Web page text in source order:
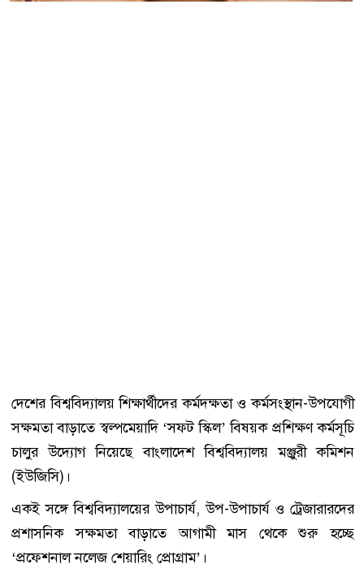
দেশের বিশ্ববিদ্যালয় শিক্ষার্থীদের কর্মদক্ষতা ও কর্মসংস্থান-উপযোগী
সক্ষমতা বাড়াতে স্বল্পমেয়াদি ‘সফট স্কিল’ বিষয়ক প্রশিক্ষণ কর্মসূচি
চালুর উদ্যোগ নিয়েছে বাংলাদেশ বিশ্ববিদ্যালয় মঞ্জুরী কমিশন
(ইউজিসি)।
একই সঙ্গে বিশ্ববিদ্যালয়ের উপাচার্য, উপ-উপাচার্য ও ট্রেজারারদের
প্রশাসনিক সক্ষমতা বাড়াতে আগামী মাস থেকে শুরু হচ্ছে
‘প্রফেশনাল নলেজ শেয়ারিং প্রোগ্রাম’।